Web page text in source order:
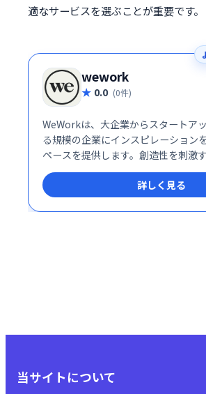
適なサービスを選ぶことが重要です。
wework
0.0 (0件)
WeWorkは、大企業からスタートア
る規模の企業にインスピレーション
ペースを提供します。創造性を刺激
実した設備で、生産性を向上させ、
サポートします。 インパクトのある
る、理想的な環境を提供します。
詳しく見る
当サイトについて